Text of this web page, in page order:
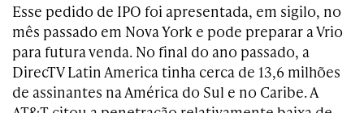
Esse pedido de IPO foi apresentada, em sigilo, no
mês passado em Nova York e pode preparar a Vrio
para futura venda. No final do ano passado, a
DirecTV Latin America tinha cerca de 13,6 milhões
de assinantes na América do Sul e no Caribe. A